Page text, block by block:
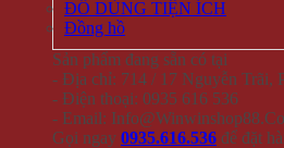
ĐỒ DÙNG TIỆN ÍCH
Đồng hồ
Sản phẩm đang sẵn có tại
- Địa chỉ: 714 / 17 Nguyễn Trãi,
- Điện thoại: 0935 616 536
- Email:
Gọi ngay 0935.616.536 để đặt